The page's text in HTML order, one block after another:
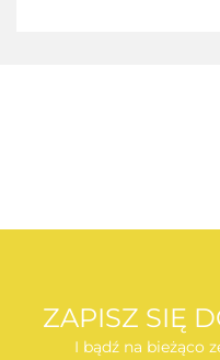
ZAPISZ SIĘ
I bądź na bieżąco